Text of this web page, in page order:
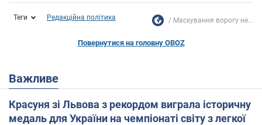
Теги Редакційна політика Маскування ворогу не...
Повернутися на головну OBOZ
Важливе
Красуня зі Львова з рекордом виграла історичну
медаль для України на чемпіонаті світу з легкої